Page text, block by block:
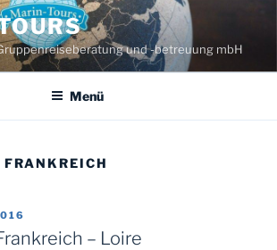
und -betreuung mbH
Menü
FRANKREICH
– Loire